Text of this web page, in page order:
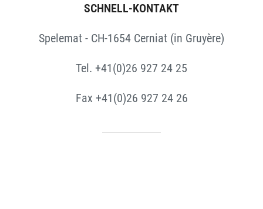
SCHNELL-KONTAKT
Spelemat - CH-1654 Cerniat (in Gruyère)
Tel. +41(0)26 927 24 25
Fax +41(0)26 927 24 26